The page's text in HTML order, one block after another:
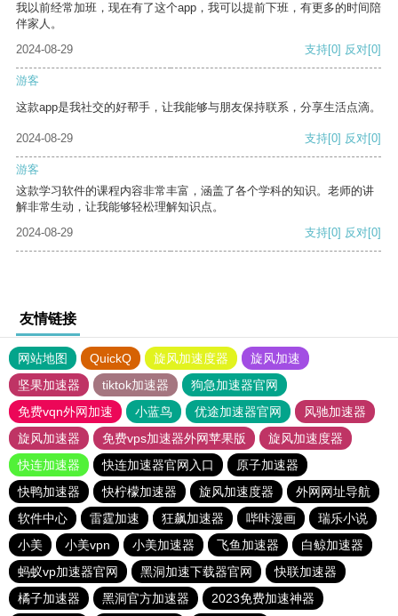
我以前经常加班，现在有了这个app，我可以提前下班，有更多的时间陪
伴家人。
2024-08-29
支持[0] 反对[0]
游客
这款app是我社交的好帮手，让我能够与朋友保持联系，分享生活点滴。
2024-08-29 支持[0] 反对[0]
游客
这款学习软件的课程内容非常丰富，涵盖了各个学科的知识。老师的讲
解非常生动，让我能够轻松理解知识点。
2024-08-29
支持[0] 反对[0]
友情链接
网站地图 QuickQ 旋风加速度器
旋风加速
坚果加速器
tiktok加速器
狗急加速器官网
免费vqn外网加速
小蓝鸟 优途加速器官网
风驰加速器
旋风加速器
免费vps加速器外网苹果版
旋风加速度器
快连加速器
快连加速器官网入口
原子加速器
快鸭加速器
快柠檬加速器 旋风加速度器
外网网址导航
软件中心
雷霆加速 狂飙加速器 哔咔漫画
瑞乐小说
小美
小美vpn 小美加速器 飞鱼加速器
白鲸加速器
蚂蚁vp加速器官网
黑洞加速下载器官网
快联加速器
橘子加速器
黑洞官方加速器 2023免费加速神器